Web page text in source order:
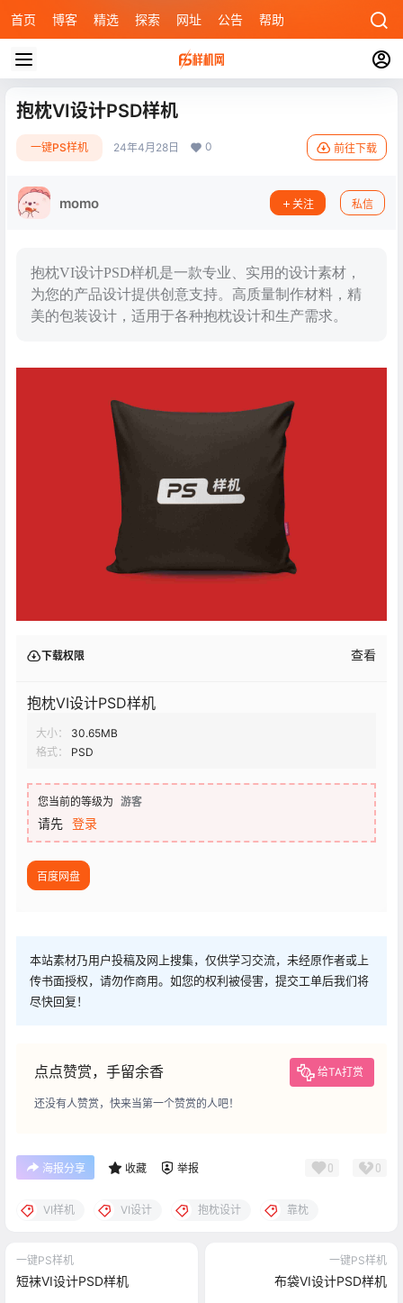
首页 博客 精选 探索 网址 公告 帮助
抱枕VI设计PSD样机
一键PS样机 24年4月28日 0 前往下载
momo 关注 私信
抱枕VI设计PSD样机是一款专业、实用的设计素材，
为您的产品设计提供创意支持。高质量制作材料，精
美的包装设计，适用于各种抱枕设计和生产需求。
下载权限 查看
抱枕VI设计PSD样机
大小：
30.65MB
格式：
PSD
您当前的等级为 游客
请先 登录
百度网盘
本站素材乃用户投稿及网上搜集，仅供学习交流，未经原作者或上
传书面授权，请勿作商用。如您的权利被侵害，提交工单后我们将
尽快回复！
点点赞赏，手留余香 给TA打赏
还没有人赞赏，快来当第一个赞赏的人吧！
海报分享 收藏 举报 0 0
VI样机 VI设计 抱枕设计 靠枕
一键PS样机
短袜VI设计PSD样机
一键PS样机
布袋VI设计PSD样机